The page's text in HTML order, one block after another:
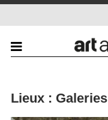
Lieux : Galeries